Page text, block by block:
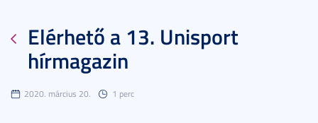
Elérhető a 13. Unisport
hírmagazin
2020. március 20. 1 perc